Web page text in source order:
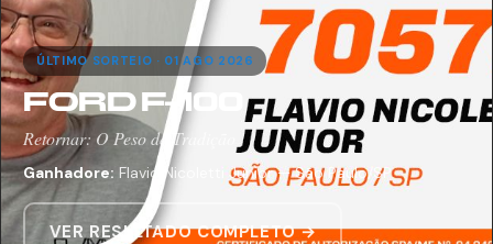
ÚLTIMO SORTEIO · 01 AGO 2026
FORD F-100
Retornar: O Peso da Tradição
Ganhadore: Flavio Nicoletti Junior — São Paulo/SP
VER RESULTADO COMPLETO →